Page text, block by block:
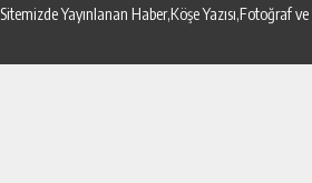
Sitemizde Yayınlanan Haber,Köşe